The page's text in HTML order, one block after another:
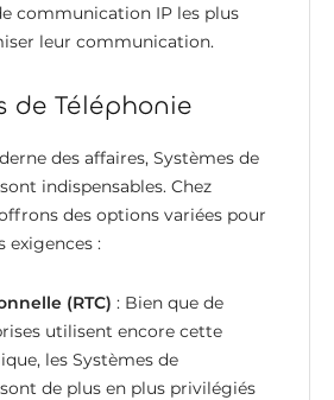
communication IP les plus
leur communication.
de Téléphonie
des affaires, Systèmes de
indispensables. Chez
des options variées pour
exigences :
(RTC) : Bien que de
utilisent encore cette
les Systèmes de
de plus en plus privilégiés